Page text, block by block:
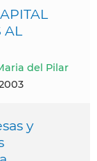
AL
del Pilar
y